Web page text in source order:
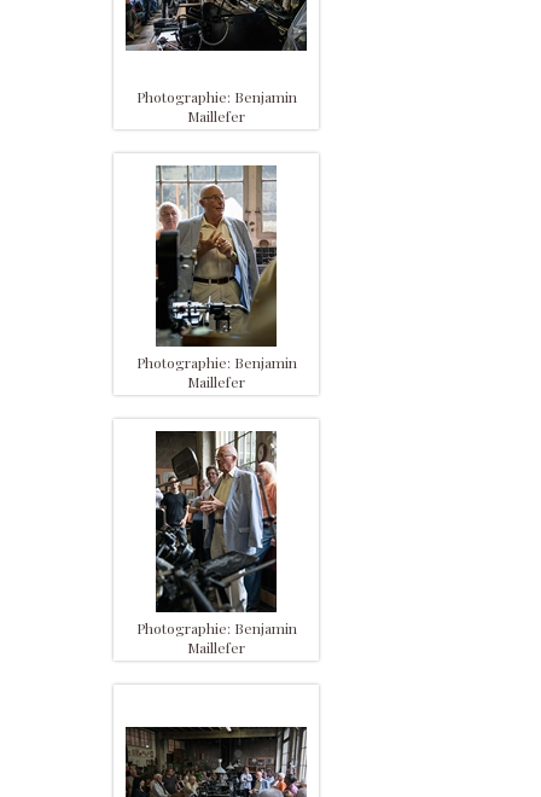
Photographie: Benjamin
Maillefer
Photographie: Benjamin
Maillefer
Photographie: Benjamin
Maillefer